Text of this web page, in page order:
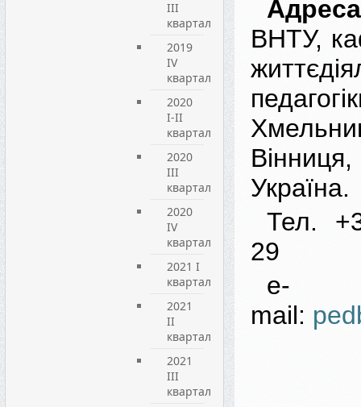
ІIІ
квартал
2019
IV
квартал
2020
I-II
квартал
2020
III
квартал
2020
IV
квартал
2021 I
квартал
2021
ІІ
квартал
2021
ІІІ
квартал
ВНТУ,
Україна.
Тел.
29
e-
mail: